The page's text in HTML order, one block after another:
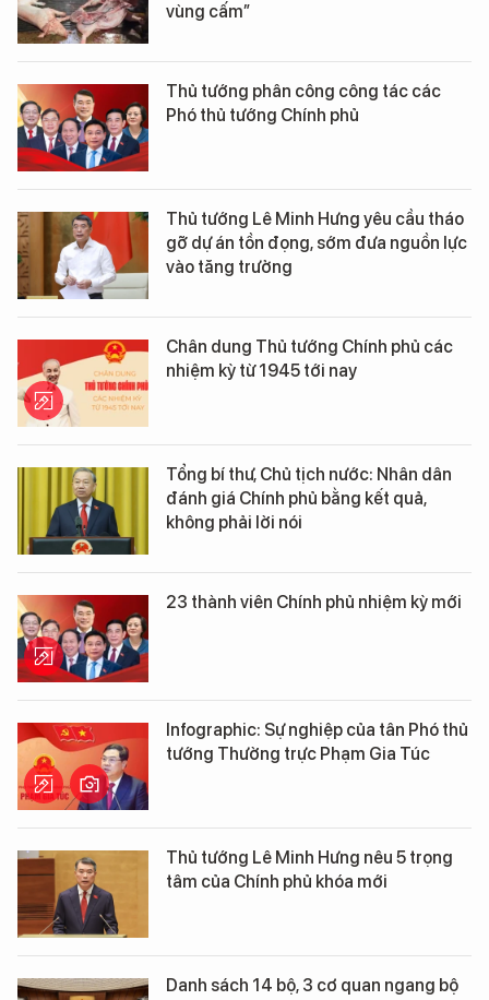
vùng cấm”
Thủ tướng phân công công tác các
Phó thủ tướng Chính phủ
Thủ tướng Lê Minh Hưng yêu cầu tháo
gỡ dự án tồn đọng, sớm đưa nguồn lực
vào tăng trưởng
Chân dung Thủ tướng Chính phủ các
nhiệm kỳ từ 1945 tới nay
Tổng bí thư, Chủ tịch nước: Nhân dân
đánh giá Chính phủ bằng kết quả,
không phải lời nói
23 thành viên Chính phủ nhiệm kỳ mới
Infographic: Sự nghiệp của tân Phó thủ
tướng Thường trực Phạm Gia Túc
Thủ tướng Lê Minh Hưng nêu 5 trọng
tâm của Chính phủ khóa mới
Danh sách 14 bộ, 3 cơ quan ngang bộ